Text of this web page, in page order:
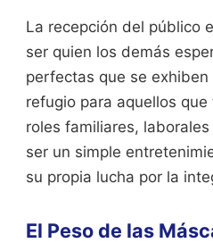
La recepción del público
ser quien los demás
perfectas que se
refugio para aquellos
roles familiares,
ser un simple
su propia lucha por la
El Peso de las